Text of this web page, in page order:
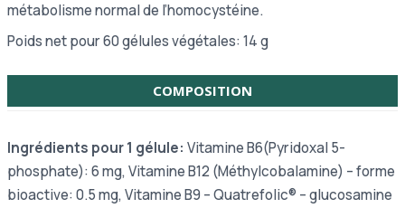
métabolisme normal de l’homocystéine.
Poids net pour 60 gélules végétales: 14 g
COMPOSITION
Ingrédients pour 1 gélule: Vitamine B6(Pyridoxal 5-
phosphate): 6 mg, Vitamine B12 (Méthylcobalamine) – forme
bioactive: 0.5 mg, Vitamine B9 – Quatrefolic® – glucosamine